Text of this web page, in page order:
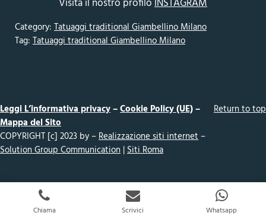
Category: Tatuaggi traditional Giambellino Milano
Tag: Tatuaggi traditional Giambellino Milano
Leggi L’informativa privacy–Cookie Policy (UE)–
Mappa del Sito
COPYRIGHT [c] 2023 by –Realizzazione siti internet–
Solution Group Communication |Siti Roma
Return to top
Chiama Scrivici Whatsapp